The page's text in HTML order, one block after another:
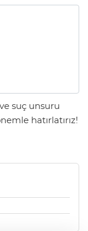
suç unsuru
hatırlatırız!